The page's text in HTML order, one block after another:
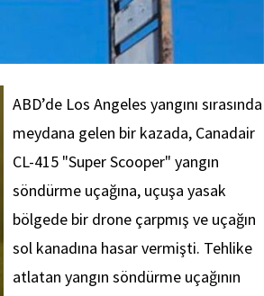
ABD’de Los Angeles yangını sırasında
meydana gelen bir kazada, Canadair
CL-415 "Super Scooper" yangın
söndürme uçağına, uçuşa yasak
bölgede bir drone çarpmış ve uçağın
sol kanadına hasar vermişti. Tehlike
atlatan yangın söndürme uçağının